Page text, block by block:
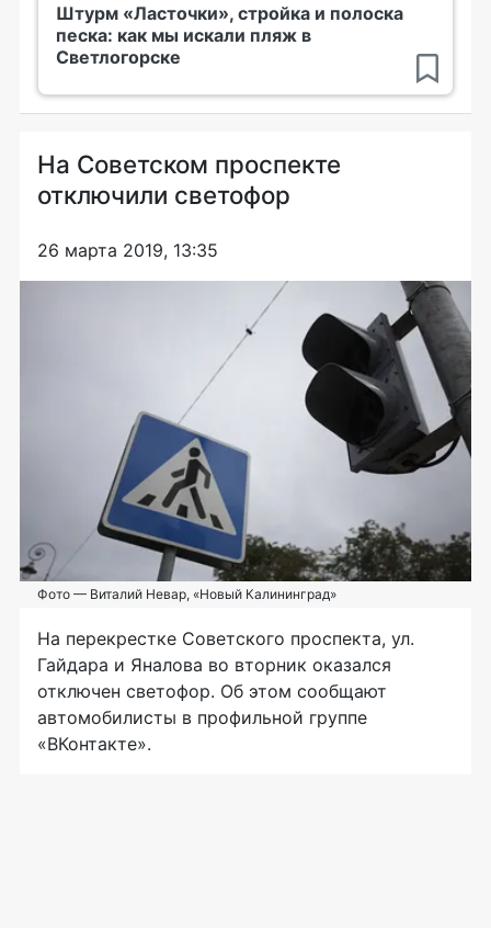
Штурм «Ласточки», стройка и полоска
песка: как мы искали пляж в
Светлогорске
На Советском проспекте
отключили светофор
26 марта 2019, 13:35
Фото — Виталий Невар, «Новый Калининград»
На перекрестке Советского проспекта, ул.
Гайдара и Яналова во вторник оказался
отключен светофор. Об этом сообщают
автомобилисты в профильной группе
«ВКонтакте».